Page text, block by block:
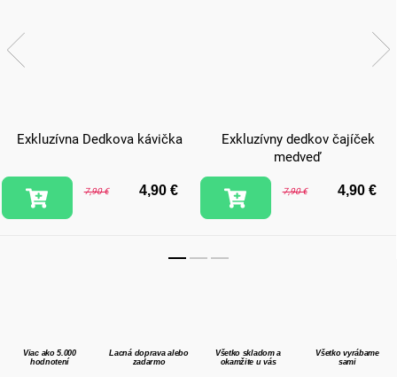
Exkluzívna Dedkova kávička
7,90 € 4,90 €
Exkluzívny dedkov čajíček
medveď
7,90 € 4,90 €
Viac ako 5.000
hodnotení
Lacná doprava alebo
zadarmo
Všetko skladom a
okamžite u vás
Všetko vyrábame
sami